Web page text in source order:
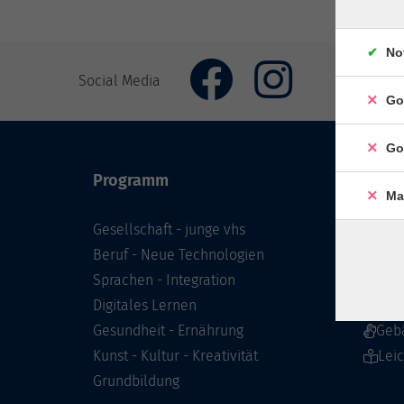
Social Media
Programm
Gesellschaft - junge vhs
Beruf - Neue Technologien
Sprachen - Integration
Digitales Lernen
Gesundheit - Ernährung
Kunst - Kultur - Kreativität
Grundbildung